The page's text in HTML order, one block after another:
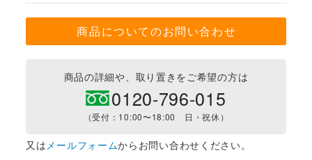
商品についてのお問い合わせ
商品の詳細や、取り置きをご希望の方は
0120-796-015
（受付：10:00〜18:00 日・祝休）
又は メールフォームからお問い合わせください。